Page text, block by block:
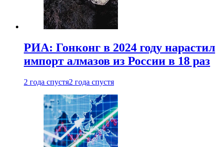
РИА: Гонконг в 2024 году нарастил
импорт алмазов из России в 18 раз
2 года спустя2 года спустя